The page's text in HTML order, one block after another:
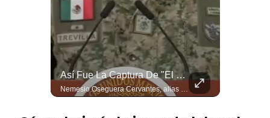
Así Fue La Captura De "El Mencho" Según El General Ricardo Trevilla
Nemesio Oseguera Cervantes, alias "El Mencho," fue capturado este domingo 22 de febrero por personal de las fuerzas especiales, inmediatas y aeromóviles del Ejército Mexicano. El General Ricardo Trevilla Trejo, Secretario de la Defensa Nacional (SEDENA), explicó desde el Palacio Nacional cómo fue realizada la detención en la que murieron 8 elementos militares.